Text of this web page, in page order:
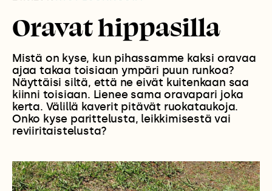
Oravat hippasilla
Mistä on kyse, kun pihassamme kaksi oravaa
ajaa takaa toisiaan ympäri puun runkoa?
Näyttäisi siltä, että ne eivät kuitenkaan saa
kiinni toisiaan. Lienee sama oravapari joka
kerta. Välillä kaverit pitävät ruokataukoja.
Onko kyse parittelusta, leikkimisestä vai
reviiritaistelusta?